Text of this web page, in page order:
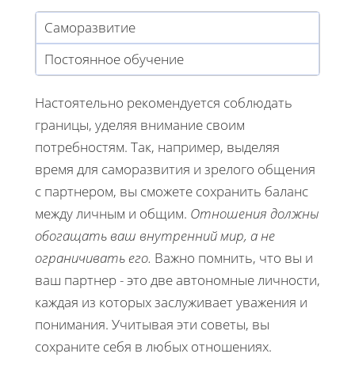
Саморазвитие
Постоянное обучение
Настоятельно рекомендуется соблюдать
границы, уделяя внимание своим
потребностям. Так, например, выделяя
время для саморазвития и зрелого общения
с партнером, вы сможете сохранить баланс
между личным и общим. Отношения должны
обогащать ваш внутренний мир, а не
ограничивать его. Важно помнить, что вы и
ваш партнер - это две автономные личности,
каждая из которых заслуживает уважения и
понимания. Учитывая эти советы, вы
сохраните себя в любых отношениях.